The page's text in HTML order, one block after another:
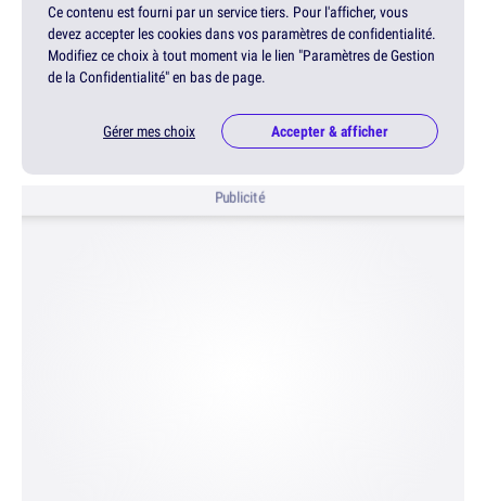
Ce contenu est fourni par un service tiers. Pour l'afficher, vous
devez accepter les cookies dans vos paramètres de confidentialité.
Modifiez ce choix à tout moment via le lien "Paramètres de Gestion
de la Confidentialité" en bas de page.
Gérer mes choix Accepter & afficher
Publicité